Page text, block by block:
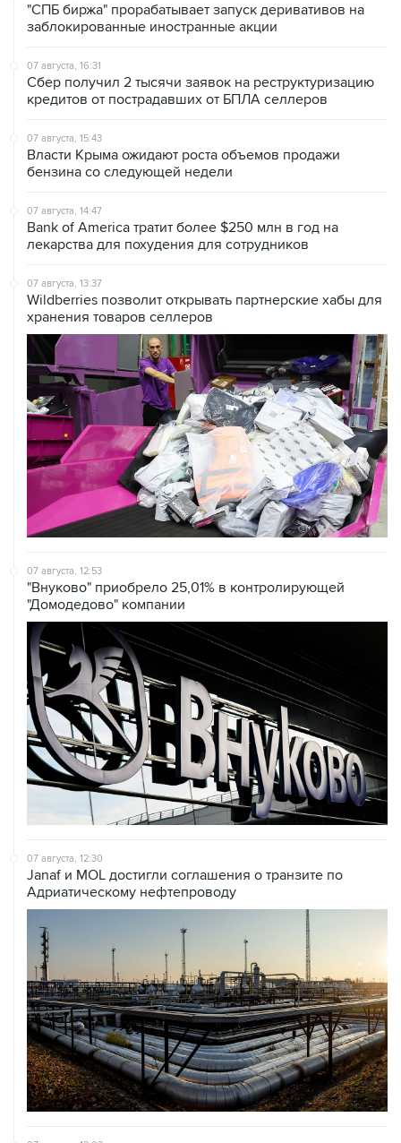
"СПБ биржа" прорабатывает запуск деривативов на
заблокированные иностранные акции
07 августа, 16:31
Сбер получил 2 тысячи заявок на реструктуризацию
кредитов от пострадавших от БПЛА селлеров
07 августа, 15:43
Власти Крыма ожидают роста объемов продажи
бензина со следующей недели
07 августа, 14:47
Bank of America тратит более $250 млн в год на
лекарства для похудения для сотрудников
07 августа, 13:37
Wildberries позволит открывать партнерские хабы для
хранения товаров селлеров
07 августа, 12:53
"Внуково" приобрело 25,01% в контролирующей
"Домодедово" компании
07 августа, 12:30
Janaf и MOL достигли соглашения о транзите по
Адриатическому нефтепроводу